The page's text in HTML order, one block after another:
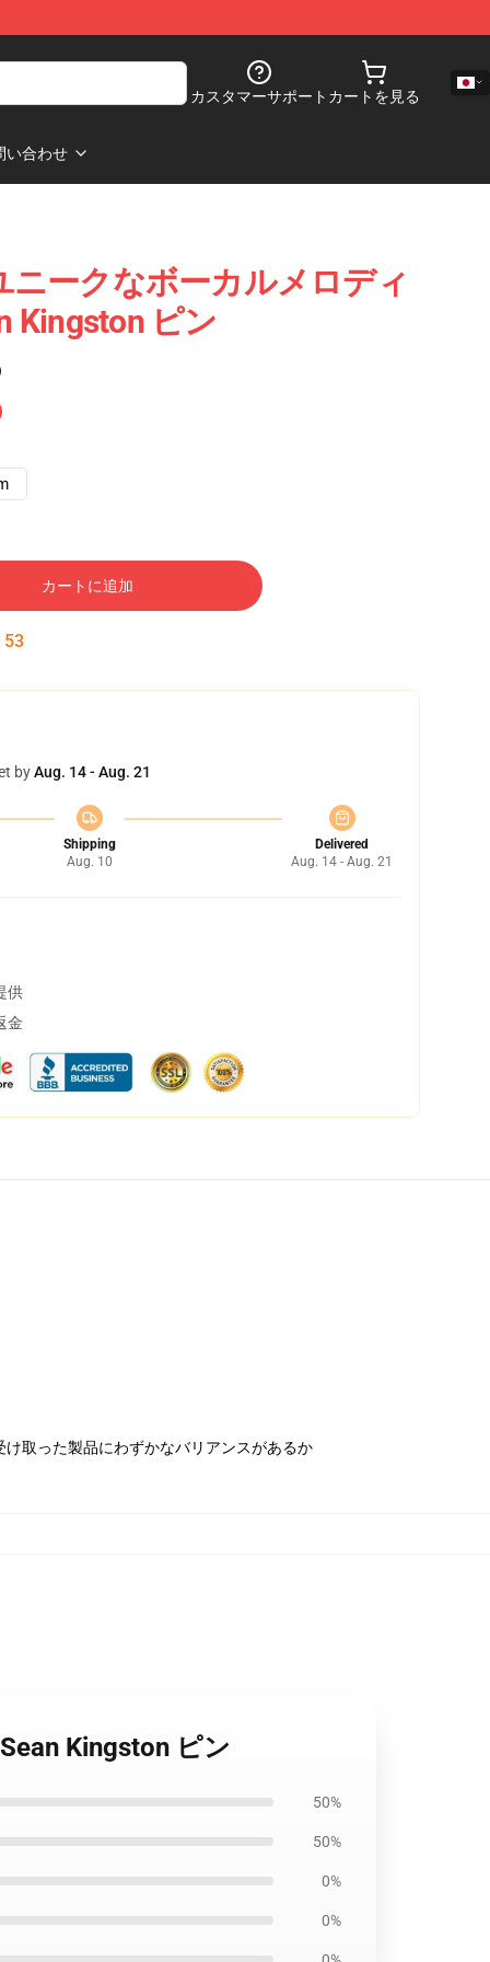
カスタマーサポート カートを見る
い合わせ
ニークなボーカルメロディ
Kingston ピン
カートに追加
52
byAug. 14 - Aug. 21
Shipping
Aug. 10
Delivered
Aug. 14 - Aug. 21
供
金
取った製品にわずかなバリアンスがあるか
Kingston ピン
50%
50%
0%
0%